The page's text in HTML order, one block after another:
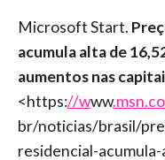
Microsoft Start.
acumula alta de
aumentos nas
<https://www
br/noticias/brasil/
residencial-